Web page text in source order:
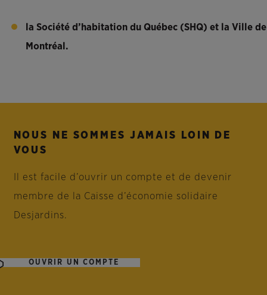
la Société d’habitation du Québec (SHQ) et la Ville de
Montréal.
NOUS NE SOMMES JAMAIS LOIN DE
VOUS
Il est facile d’ouvrir un compte et de devenir
membre de la Caisse d’économie solidaire
Desjardins.
OUVRIR UN COMPTE